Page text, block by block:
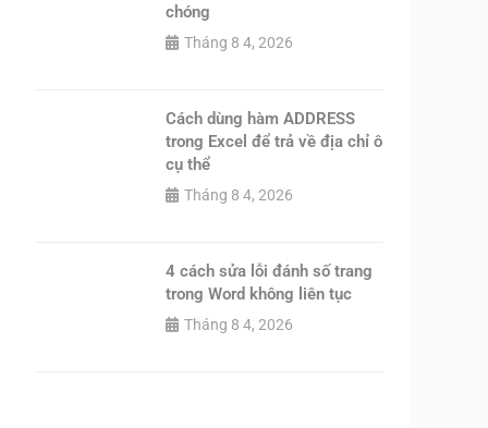
chóng
Tháng 8 4, 2026
Cách dùng hàm ADDRESS
trong Excel để trả về địa chỉ ô
cụ thể
Tháng 8 4, 2026
4 cách sửa lỗi đánh số trang
trong Word không liên tục
Tháng 8 4, 2026